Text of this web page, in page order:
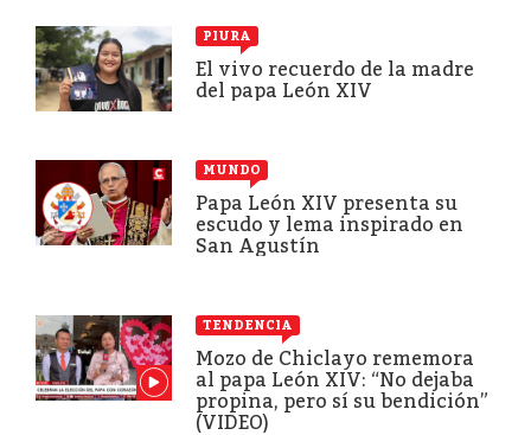
PIURA
El vivo recuerdo de la madre
del papa León XIV
MUNDO
Papa León XIV presenta su
escudo y lema inspirado en
San Agustín
TENDENCIA
Mozo de Chiclayo rememora
al papa León XIV: “No dejaba
propina, pero sí su bendición”
(VIDEO)